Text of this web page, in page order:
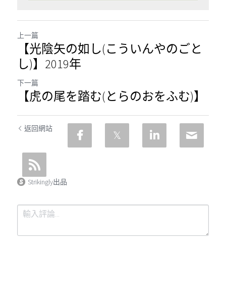
上一篇
【光陰矢の如し(こういんやのごと
し)】2019年
下一篇
【虎の尾を踏む(とらのおをふむ)】
返回網站
Strikingly出品